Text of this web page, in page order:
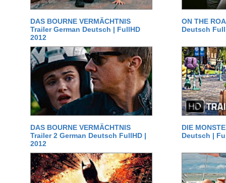
DAS BOURNE VERMÄCHTNIS
Trailer German Deutsch | FullHD
2012
ON THE
Deutsch
DAS BOURNE VERMÄCHTNIS
Trailer 2 German Deutsch FullHD |
2012
DIE
Deutsch |